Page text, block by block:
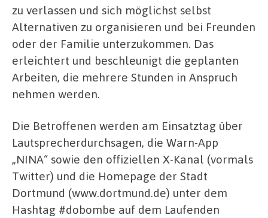
zu verlassen und sich möglichst selbst
Alternativen zu organisieren und bei Freunden
oder der Familie unterzukommen. Das
erleichtert und beschleunigt die geplanten
Arbeiten, die mehrere Stunden in Anspruch
nehmen werden.
Die Betroffenen werden am Einsatztag über
Lautsprecherdurchsagen, die Warn-App
„NINA“ sowie den offiziellen X-Kanal (vormals
Twitter) und die Homepage der Stadt
Dortmund (www.dortmund.de) unter dem
Hashtag #dobombe auf dem Laufenden